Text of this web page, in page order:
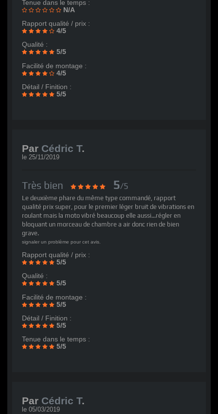
Tenue dans le temps :
N/A
Rapport qualité / prix :
4/5
Qualité :
5/5
Facilité de montage :
4/5
Détail / Finition :
5/5
Par Cédric T.
le 25/11/2019
Très bien 5/5
Le deuxième phare du même type commandé, rapport
qualité prix super, pour le premier léger bruit de vibrations en
roulant mais la moto vibré beaucoup elle aussi...régler en
bloquant un morceau de chambre a air donc rien de bien
grave.
signaler un problème pour cet avis.
Rapport qualité / prix :
5/5
Qualité :
5/5
Facilité de montage :
5/5
Détail / Finition :
5/5
Tenue dans le temps :
5/5
Par Cédric T.
le 05/03/2019